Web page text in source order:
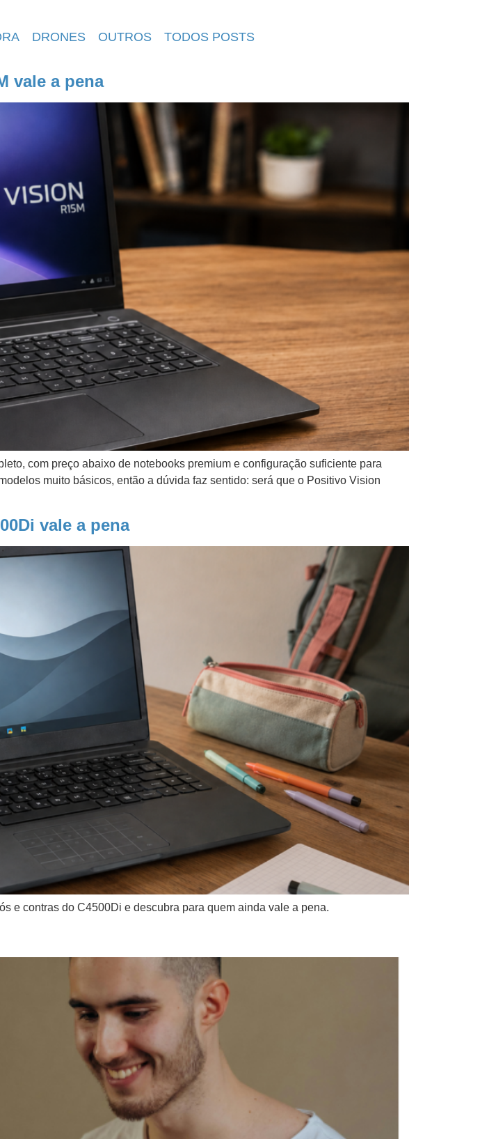
DRONES OUTROS TODOS POSTS
vale a pena
com preço abaixo de notebooks premium e configuração suficiente para
muito básicos, então a dúvida faz sentido: será que o Positivo Vision
vale a pena
e contras do C4500Di e descubra para quem ainda vale a pena.